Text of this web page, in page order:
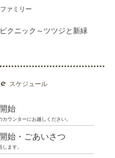
ァミリー
クニック～ツツジと新緑
スケジュール
始
ウンターにお越しください。
始・ごあいさつ
ます。